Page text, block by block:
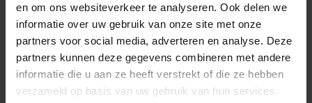
en om ons websiteverkeer te analyseren. Ook delen we
informatie over uw gebruik van onze site met onze
partners voor social media, adverteren en analyse. Deze
partners kunnen deze gegevens combineren met andere
informatie die u aan ze heeft verstrekt of die ze hebben
verzameld op basis van uw gebruik van hun services.
zullen zijn. Het geeft een uitgebreid, end-to-
end inzicht in de hele tractie op de huidige
transacties op de apps. Maar dat niet alleen,
door het SCM Action Dashboard aan te bieden
aan de verkopers, kunt u gebruik maken van
het reactievermogen, de zichtbaarheid en de